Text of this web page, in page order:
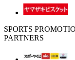
SPORTS
PARTNERS